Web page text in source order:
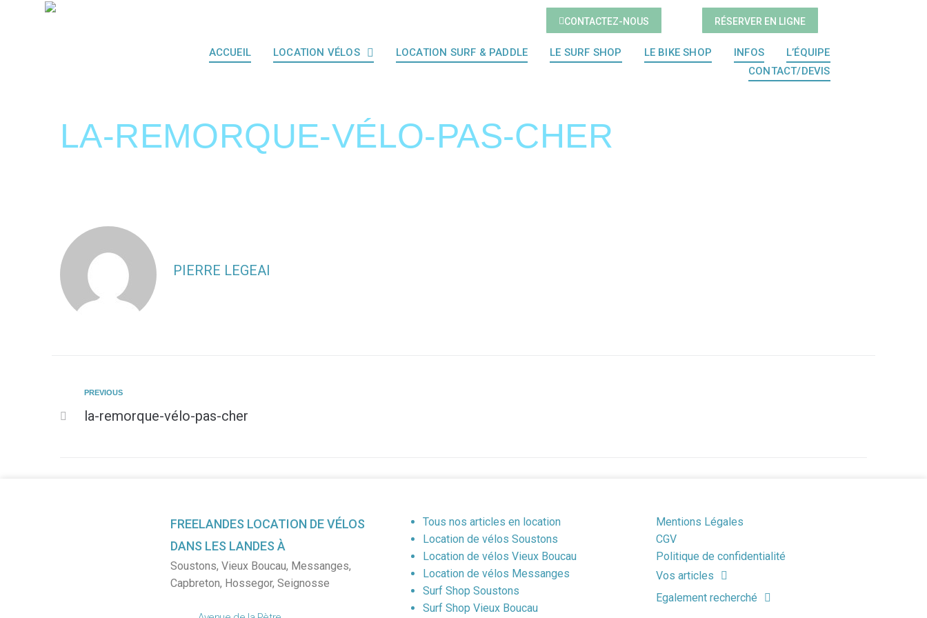
CONTACTEZ-NOUS RÉSERVER EN LIGNE
ACCUEIL LOCATION VÉLOS LOCATION SURF & PADDLE LE SURF SHOP LE BIKE SHOP INFOS
L’ÉQUIPE
CONTACT/DEVIS
LA-REMORQUE-VÉLO-PAS-CHER
PIERRE LEGEAI
PREVIOUS
la-remorque-vélo-pas-cher
FREELANDES LOCATION DE VÉLOS
DANS LES LANDES À
Soustons,Vieux Boucau, Messanges,
Capbreton, Hossegor,Seignosse
Tous nos articles en location
Location de vélos Soustons
Location de vélos Vieux Boucau
Location de vélos Messanges
Surf Shop Soustons
Surf Shop Vieux Boucau
Mentions Légales
CGV
Politique de confidentialité
Vos articles
Egalement recherché